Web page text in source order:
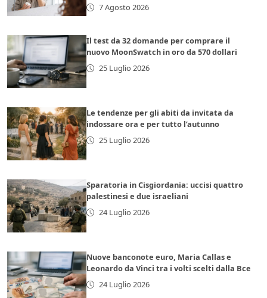
7 Agosto 2026
Il test da 32 domande per comprare il
nuovo MoonSwatch in oro da 570 dollari
25 Luglio 2026
Le tendenze per gli abiti da invitata da
indossare ora e per tutto l’autunno
25 Luglio 2026
Sparatoria in Cisgiordania: uccisi quattro
palestinesi e due israeliani
24 Luglio 2026
Nuove banconote euro, Maria Callas e
Leonardo da Vinci tra i volti scelti dalla Bce
24 Luglio 2026